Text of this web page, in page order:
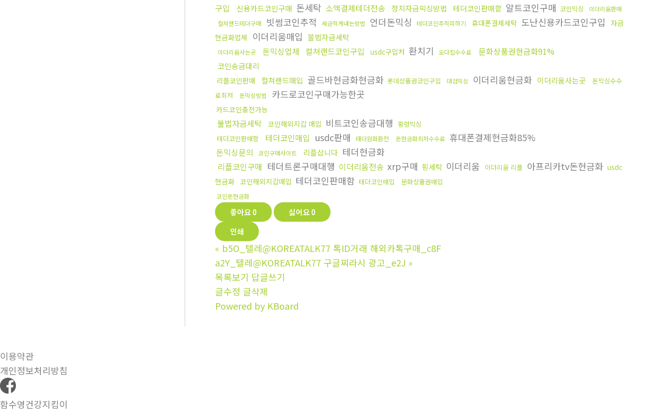
구입
신용카드코인구매 돈세탁 소액결제테더전송 정치자금믹싱방법 테더코인판매함 알트코인구매 코인믹싱
이더리움판매
컬쳐랜드테더구매
빗썸코인추적 세금적게내는방법 언더돈믹싱 테더코인추척피하기 휴대폰결제세탁 도난신용카드코인구입
자금
현금화업체
이더리움매입 불법자금세탁
이더리움사는곳 돈믹싱업체 컬쳐랜드코인구입 usdc구입처 환치기 오다집수수료 문화상품권현금화91%
코인송금대리
리플코인판매 컬쳐랜드매입 골드바현금화현금화 롯데상품권코인구입 대검믹싱 이더리움현금화 이더리움사는곳
돈믹싱수수
료최저
돈믹싱방법 카드로코인구매가능한곳
카드코인충전가능
불법자금세탁 코인해외지갑 매입 비트코인송금대행 횡령믹싱
테더코인판매함
테더코인매입 usdc판매 태더원화환전 돈현금화최저수수료 휴대폰결제현금화85%
돈믹싱문의 코인구매사이트 리플삽니다 테더현금화
리플코인구매 테더트론구매대행 이더리움전송 xrp구매 핑세탁 이더리움 이더리움 리플 아프리카tv돈현금화 usdc
현금화 코인해외지갑매입 테더코인판매함 테더코인매입 문화상품권매입
코인돈현금화
좋아요0 싫어요0
인쇄
« b5O_텔레@KOREATALK77 톡ID거래 해외카톡구매_c8F
a2Y_텔레@KOREATALK77 구글찌라시 광고_e2J »
목록보기 답글쓰기
글수정 글삭제
Powered by KBoard
이용약관
개인정보처리방침
함수영건강지킴이